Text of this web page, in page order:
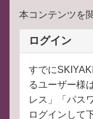
本コンテンツを
ログイン
すでに
るユーザー様
レス」「パス
ログインして